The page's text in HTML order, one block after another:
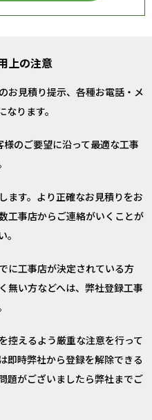
上の注意
お見積り提示、各種お電話・メ
ります。
のご要望に沿って最適な工事
ます。より正確なお見積りをお
工事店からご連絡がいくことが
に工事店が決定されている方
無い方などへは、弊社登録工事
控えるよう厳重な注意を行って
即時弊社から登録を解除できる
題がございましたら弊社までご